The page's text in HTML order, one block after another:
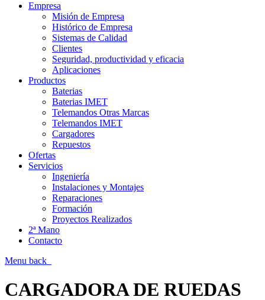
Empresa
Misión de Empresa
Histórico de Empresa
Sistemas de Calidad
Clientes
Seguridad, productividad y eficacia
Aplicaciones
Productos
Baterias
Baterias IMET
Telemandos Otras Marcas
Telemandos IMET
Cargadores
Repuestos
Ofertas
Servicios
Ingeniería
Instalaciones y Montajes
Reparaciones
Formación
Proyectos Realizados
2ª Mano
Contacto
Menu back
CARGADORA DE RUEDAS